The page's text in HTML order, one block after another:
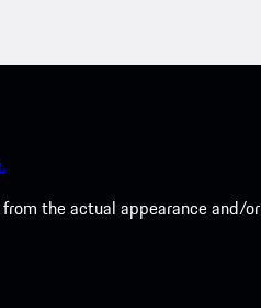
the actual appearance and/